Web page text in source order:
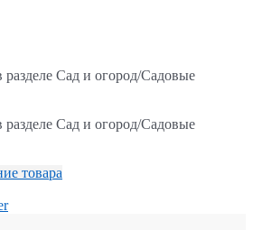
Сад и огород/Садовые
Сад и огород/Садовые
товара